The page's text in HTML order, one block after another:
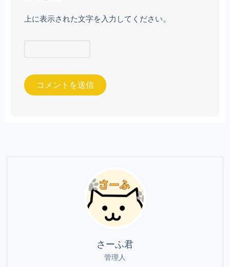
上に表示された文字を入力してください。
さーふ君
管理人